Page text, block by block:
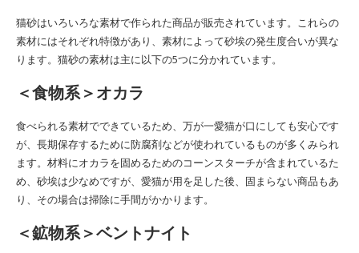
猫砂はいろいろな素材で作られた商品が販売されています。これらの
素材にはそれぞれ特徴があり、素材によって砂埃の発生度合いが異な
ります。猫砂の素材は主に以下の5つに分かれています。
＜食物系＞オカラ
食べられる素材でできているため、万が一愛猫が口にしても安心です
が、長期保存するために防腐剤などが使われているものが多くみられ
ます。材料にオカラを固めるためのコーンスターチが含まれているた
め、砂埃は少なめですが、愛猫が用を足した後、固まらない商品もあ
り、その場合は掃除に手間がかかります。
＜鉱物系＞ベントナイト